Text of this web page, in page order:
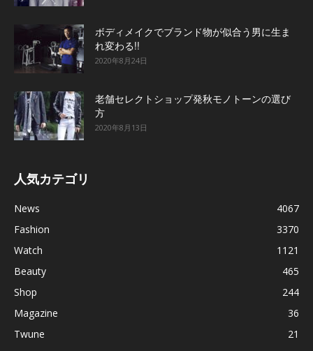
ボディメイクでブランド物が似合う男に生ま
れ変わる!!
2020年8月24日
老舗セレクトショップ発秋モノトーンの選び
方
2020年8月13日
人気カテゴリ
News
4067
Fashion
3370
Watch
1121
Beauty
465
Shop
244
Magazine
36
Twune
21